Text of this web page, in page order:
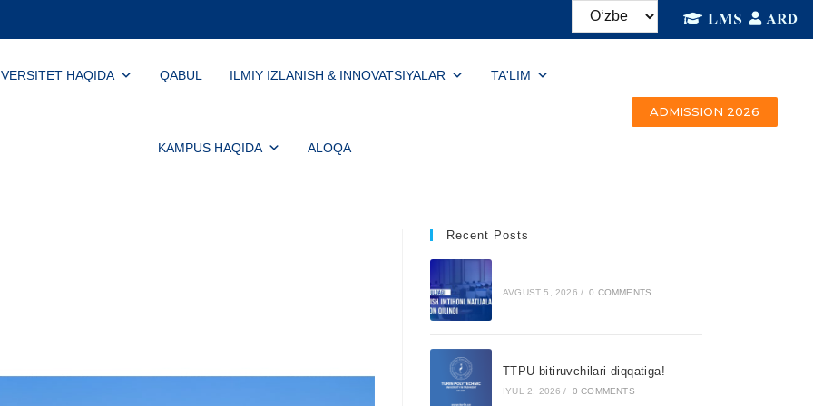
HAQIDA QABUL ILMIY IZLANISH & INNOVATSIYALAR TA'LIM
KAMPUS HAQIDA ALOQA
ADMISSION 2026
Recent Posts
AVGUST 5, 2026 / 0 COMMENTS
TTPU bitiruvchilari diqqatiga!
IYUL 2, 2026 / 0 COMMENTS